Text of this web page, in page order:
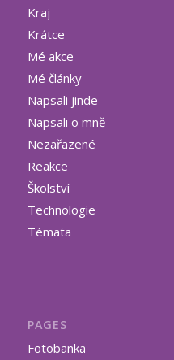
Kraj
Krátce
Mé akce
Mé články
Napsali jinde
Napsali o mně
Nezařazené
Reakce
Školství
Technologie
Témata
PAGES
Fotobanka